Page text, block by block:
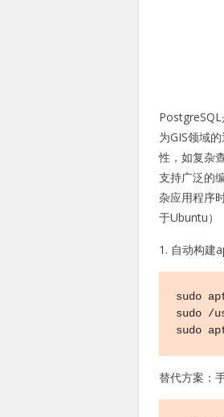
为GIS领域
性，如复杂
支持广泛的
杂应用程序
于Ubuntu）
1. 自动构建
sudo
sudo /
sudo
替代方案：